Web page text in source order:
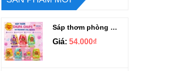
Sáp thơm phòng Chupa Chups Thái Lan 230g
Giá: 54.000₫